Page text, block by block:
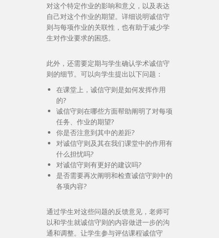
对这个特定作业的影响和意义，以及表达
自己对这个作业的期望。详细说明诚信守
则与每项作业的关联性，也有助于减少学
生对作业要求的困惑。
此外，还需要定期与学生确认学术诚信守
则的细节。可以向学生提出以下问题：
在课堂上，诚信守则是如何发挥作用
的?
诚信守则在哪些方面帮助阐明了对每项
任务、作业的期望?
你是否注意到其中的差距?
对诚信守则及其在我们课堂中的作用有
什么担忧吗?
对诚信守则有更好的建议吗?
是否需要再次阐明和检查诚信守则中的
各项内容?
通过学生对这些问题的反馈意见，老师可
以和学生就诚信守则的内容做进一步的沟
通和调整。让学生参与评估课程诚信守